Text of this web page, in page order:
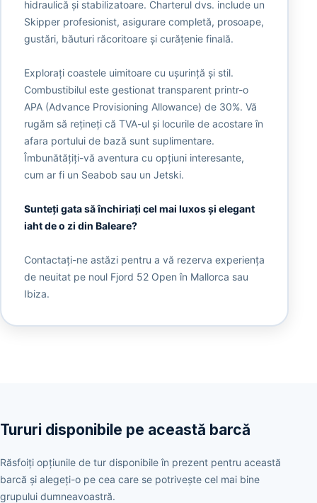
hidraulică și stabilizatoare. Charterul dvs. include un
Skipper profesionist, asigurare completă, prosoape,
gustări, băuturi răcoritoare și curățenie finală.
Explorați coastele uimitoare cu ușurință și stil.
Combustibilul este gestionat transparent printr-o
APA (Advance Provisioning Allowance) de 30%. Vă
rugăm să rețineți că TVA-ul și locurile de acostare în
afara portului de bază sunt suplimentare.
Îmbunătățiți-vă aventura cu opțiuni interesante,
cum ar fi un Seabob sau un Jetski.
Sunteți gata să închiriați cel mai luxos și elegant
iaht de o zi din Baleare?
Contactați-ne astăzi pentru a vă rezerva experiența
de neuitat pe noul Fjord 52 Open în Mallorca sau
Ibiza.
Tururi disponibile pe această barcă
Răsfoiți opțiunile de tur disponibile în prezent pentru această
barcă și alegeți-o pe cea care se potrivește cel mai bine
grupului dumneavoastră.